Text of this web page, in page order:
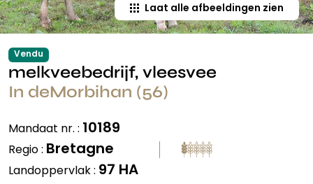
Laat alle afbeeldingen zien
Vendu
melkveebedrijf, vleesvee
In deMorbihan (56)
Mandaat nr. : 10189
Regio : Bretagne
Landoppervlak : 97 HA